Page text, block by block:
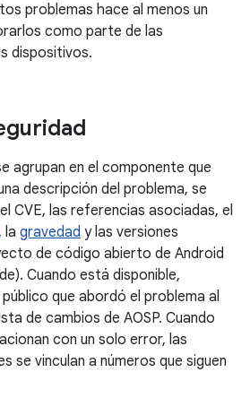
problemas hace al menos un
como parte de las
dispositivos.
agrupan en el componente que
descripción del problema, se
CVE, las referencias asociadas, el
la gravedad y las versiones
de código abierto de Android
Cuando está disponible,
que abordó el problema al
de cambios de AOSP. Cuando
con un solo error, las
se vinculan a números que siguen